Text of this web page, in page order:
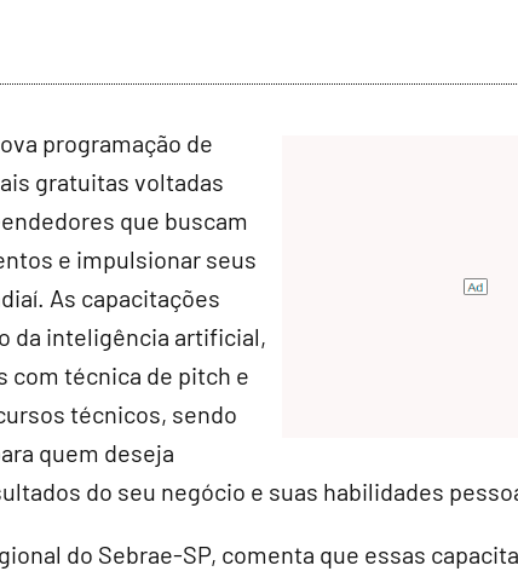
programação de
gratuitas voltadas
que buscam
e impulsionar seus
As capacitações
da inteligência artificial,
com técnica de pitch e
técnicos, sendo
quem deseja
do seu negócio e suas habilidades
do Sebrae-SP, comenta que essas